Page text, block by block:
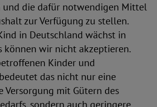
und die dafür notwendigen Mittel
zur Verfügung zu stellen.
in Deutschland wächst in
können wir nicht akzeptieren.
Kinder und
das nicht nur eine
Versorgung mit Gütern des